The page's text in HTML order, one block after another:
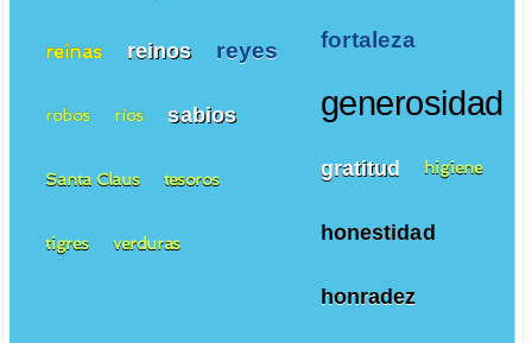
fortaleza
generosidad
gratitud higiene
honestidad
honradez
reinas reinos reyes
robos ríos sabios
Santa Claus tesoros
tigres verduras